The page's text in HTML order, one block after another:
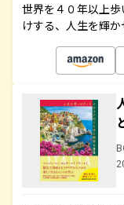
世界を４０年以上
けする、人生を輝